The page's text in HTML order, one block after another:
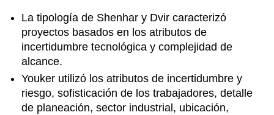
La tipología de Shenhar y Dvir caracterizó
proyectos basados en los atributos de
incertidumbre tecnológica y complejidad de
alcance.
Youker utilizó los atributos de incertidumbre y
riesgo, sofisticación de los trabajadores, detalle
de planeación, sector industrial, ubicación,